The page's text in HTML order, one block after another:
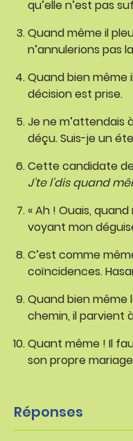
qu’elle n’est pas
Quand même il
n’annulerions pas
Quand bien même
décision est prise.
Je ne m’attendais
déçu. Suis-je un
Cette candidate
J’te l’dis quand
« Ah ! Ouais,
voyant mon
C’est comme
coïncidences.
Quand bien même
chemin, il parvient
Quant même ! Il
son propre
Réponses